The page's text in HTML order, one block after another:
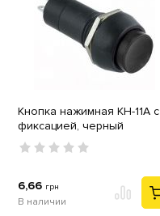
Кнопка нажимная КН-11А с
фиксацией, черный
6,66 грн
В наличии